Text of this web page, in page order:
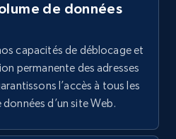
de données
capacités de déblocage et
permanente des adresses
l’accès à tous les
d’un site Web.